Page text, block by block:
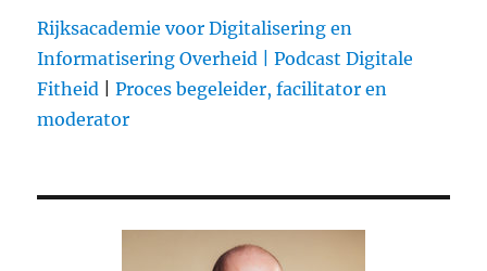
Rijksacademie voor Digitalisering en
Informatisering Overheid |
Podcast Digitale
Fitheid |Proces begeleider, facilitator en
moderator